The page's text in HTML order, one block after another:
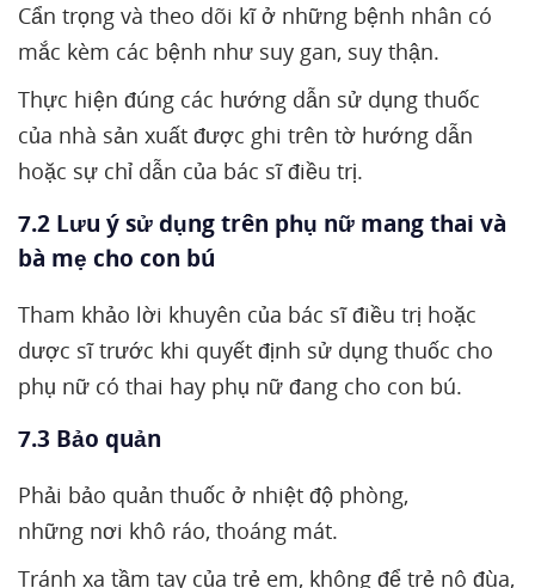
Cẩn trọng và theo dõi kĩ ở những bệnh nhân có
mắc kèm các bệnh như suy gan, suy thận.
Thực hiện đúng các hướng dẫn sử dụng thuốc
của nhà sản xuất được ghi trên tờ hướng dẫn
hoặc sự chỉ dẫn của bác sĩ điều trị.
7.2 Lưu ý sử dụng trên phụ nữ mang thai và
bà mẹ cho con bú
Tham khảo lời khuyên của bác sĩ điều trị hoặc
dược sĩ trước khi quyết định sử dụng thuốc cho
phụ nữ có thai hay phụ nữ đang cho con bú.
7.3 Bảo quản
Phải bảo quản thuốc ở nhiệt độ phòng,
những nơi khô ráo, thoáng mát.
Tránh xa tầm tay của trẻ em, không để trẻ nô đùa,